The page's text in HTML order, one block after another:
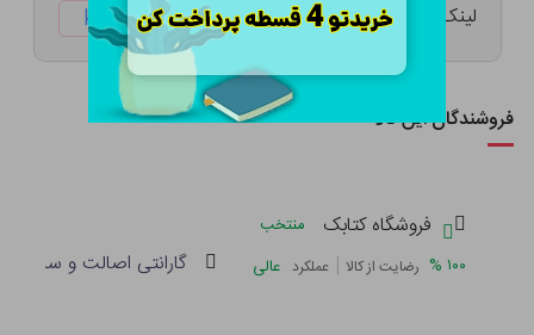
لینک کوتاه: ketabtala.com/sbp-37157
فروشندگان این کالا
فروشگاه کتابک
منتخب
۱۰۰ % رضایت از کالا | عملکرد عالی گارانتی اصالت و سلامت